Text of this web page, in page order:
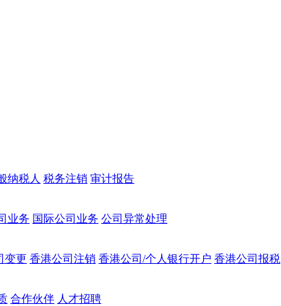
纳税人 税务注销 审计报告
业务 国际公司业务 公司异常处理
变更 香港公司注销 香港公司/个人银行开户 香港公司报税
合作伙伴 人才招聘